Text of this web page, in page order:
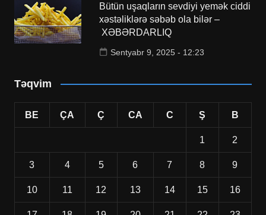
Bütün uşaqların sevdiyi yemək ciddi
xəstəliklərə səbəb ola bilər –
XƏBƏRDARLIQ
Sentyabr 9, 2025 - 12:23
Təqvim
BE ÇA Ç CA C Ş B
1 2
3 4 5 6 7 8 9
10 11 12 13 14 15 16